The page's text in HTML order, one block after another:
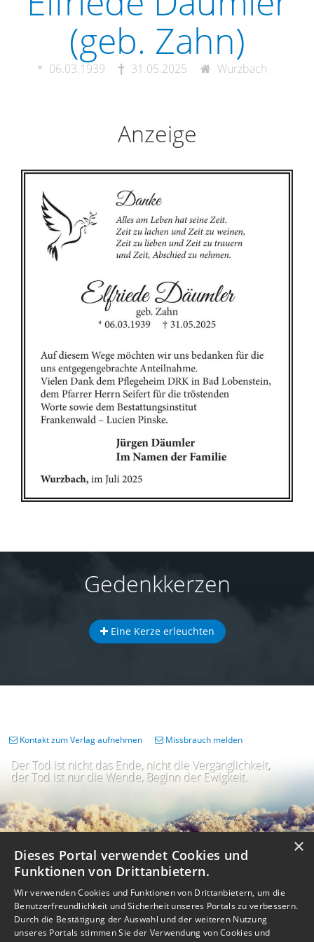
(geb. Zahn)
06.03.1939 31.05.2025 Wurzbach
Anzeige
Gedenkkerzen
Eine Kerze erleuchten
Der Tod ist nicht das Ende, nicht die Vergänglichkeit,
der Tod ist nur die Wende, Beginn der Ewigkeit.
Kontakt zum Verlag aufnehmen Missbrauch melden
Impressum Nutzungsbedingungen Datenschutz
AGB
×
Dieses Portal verwendet Cookies und
Funktionen von Drittanbietern.
Wir verwenden Cookies und Funktionen von Drittanbietern, um die
Benutzerfreundlichkeit und Sicherheit unseres Portals zu verbessern.
Durch die Bestätigung der Auswahl und der weiteren Nutzung
unseres Portals stimmen Sie der Verwendung von Cookies und